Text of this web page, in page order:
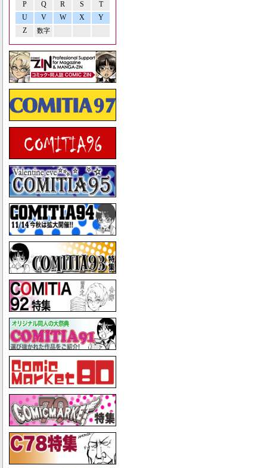
P Q R S
T
U
V W X
Y
Z
数字